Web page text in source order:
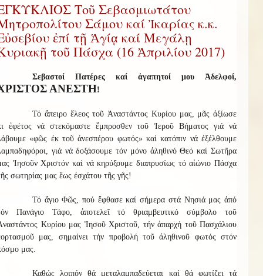
Τοῦ Σεβασμιωτάτου
Σάμου καί Ἰκαρίας κ.κ.
ἐπί τῇ Ἁγίᾳ καί Μεγάλῃ
τοῦ Πάσχα (16 Ἀπριλίου 2017)
Σεβαστοί Πατέρες καί ἀγαπητοί μου Ἀδελφοί,
ΑΝΕΣΤΗ!
Τό ἄπειρο ἔλεος τοῦ Ἀναστάντος Κυρίου μας, μᾶς ἀξίωσε
ἐφέτος νά στεκόμαστε ἔμπροσθεν τοῦ Ἱεροῦ Βήματος γιά νά
«φῶς ἐκ τοῦ ἀνεσπέρου φωτός» καί κατόπιν νά ἐξέλθουμε
γιά νά δοξάσουμε τόν μόνο ἀληθινό Θεό καί Σωτῆρα
Ἰησοῦν Χριστόν καί νά κηρύξουμε διαπρυσίως τό αἰώνιο Πάσχα
σωτηρίας μας ἕως ἐσχάτου τῆς γῆς!
Τό ἅγιο Φῶς, πού ἔφθασε καί σήμερα στά Νησιά μας ἀπό
Πανάγιο Τάφο, ἀποτελεῖ τό θριαμβευτικό σύμβολο τοῦ
Κυρίου μας Ἰησοῦ Χριστοῦ, τήν ἀπαρχή τοῦ Πασχάλιου
μας, σημαίνει τήν προβολή τοῦ ἀληθινοῦ φωτός στόν
μας.
Καθώς λοιπόν θά μεταλαμπαδεύεται καί θά φωτίζει τά